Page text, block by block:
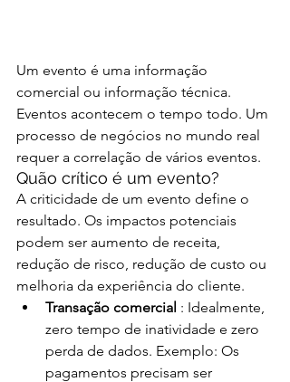
Um evento é uma informação
comercial ou informação técnica.
Eventos acontecem o tempo todo. Um
processo de negócios no mundo real
requer a correlação de vários eventos.
Quão crítico é um evento?
A criticidade de um evento define o
resultado. Os impactos potenciais
podem ser aumento de receita,
redução de risco, redução de custo ou
melhoria da experiência do cliente.
Transação comercial : Idealmente,
zero tempo de inatividade e zero
perda de dados. Exemplo: Os
pagamentos precisam ser